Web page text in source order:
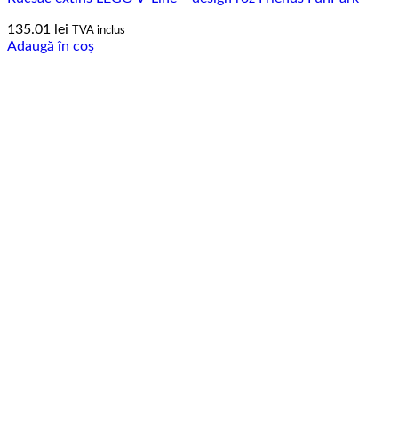
135.01 lei TVA inclus
Adaugă în coș